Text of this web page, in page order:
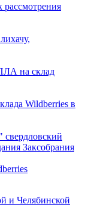
рассмотрения
на склад
Wildberries в
Заксобрания
и Челябинской